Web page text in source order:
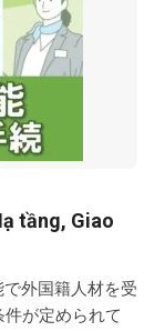
tầng, Giao
外国籍人材を受
件が定められて